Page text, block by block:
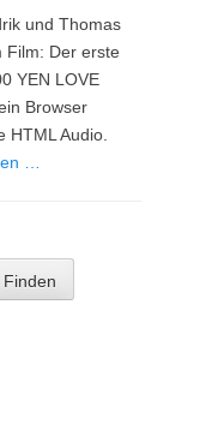
und Thomas
Film: Der erste
YEN LOVE
Browser
HTML Audio.
…
Finden